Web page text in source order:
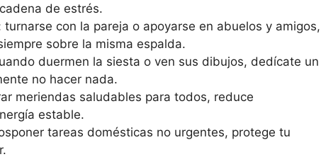
de estrés.
con la pareja o apoyarse en abuelos y amigos,
sobre la misma espalda.
duermen la siesta o ven sus dibujos, dedícate un
no hacer nada.
meriendas saludables para todos, reduce
estable.
tareas domésticas no urgentes, protege tu